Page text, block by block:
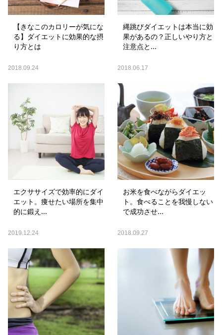
【きなこのカロリーが気にな
る】ダイエットに効果的な摂
り方とは
2018.09.24
縄跳びダイエットは本当に効
果があるの？正しいやり方と
注意点と...
2018.06.17
エクササイズで効率的にダイ
エット。痩せたい場所を集中
的に鍛え...
2019.12.24
お米を食べながらダイエッ
ト。食べることを我慢しない
で成功させ...
2018.09.27